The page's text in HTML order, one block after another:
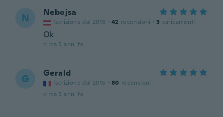
N Nebojsa
Iscrizione dal 2016 · 42 recensioni · 3 caricamenti
Ok
circa 5 anni fa
G Gerald
Iscrizione dal 2015 · 80 recensioni
circa 5 anni fa